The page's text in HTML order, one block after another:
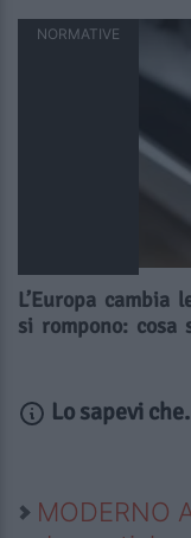
NORMATIVE
L’Europa
si rompono: cosa
Lo sapevi
MODERNO